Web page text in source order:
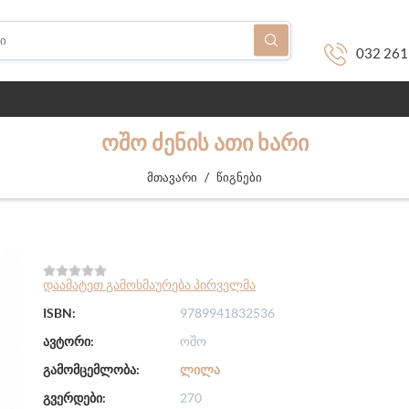
032
ᲝᲨᲝ ᲫᲔᲜᲘᲡ ᲐᲗᲘ ᲮᲐᲠᲘ
მთავარი / წიგნები
დაამატეთ გამოხმაურება პირველმა
ISBN:
9789941832536
ავტორი:
ოშო
გამომცემლობა:
ᲚᲘᲚᲐ
გვერდები:
270